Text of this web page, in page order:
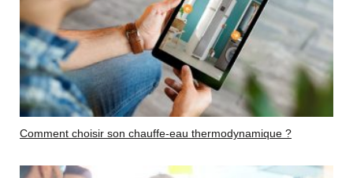
Comment choisir son chauffe-eau thermodynamique ?